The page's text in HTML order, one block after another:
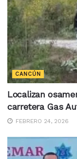
CANCÚN
Localizan
carretera Gas
FEBRERO 24, 2026